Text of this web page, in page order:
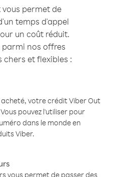
vous permet de
temps d'appel
un coût réduit.
parmi nos offres
chers et flexibles :
votre crédit Viber Out
pouvez l'utiliser pour
dans le monde en
Viber.
vous permet de passer des